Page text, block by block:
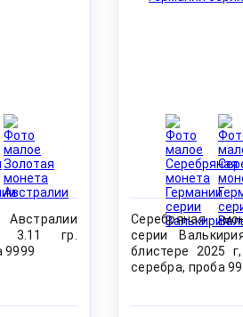
3.11 гр.
9999
Серебряная
серии
блистере 2025
серебра, проба